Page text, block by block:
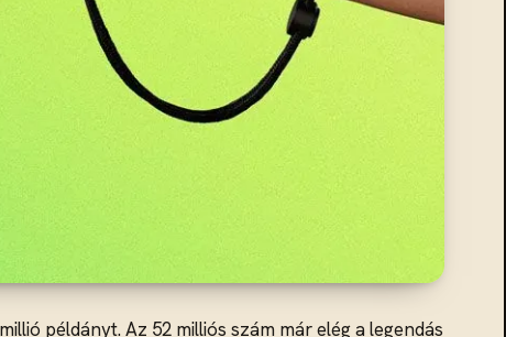
példányt. Az 52 milliós szám már elég a legendás